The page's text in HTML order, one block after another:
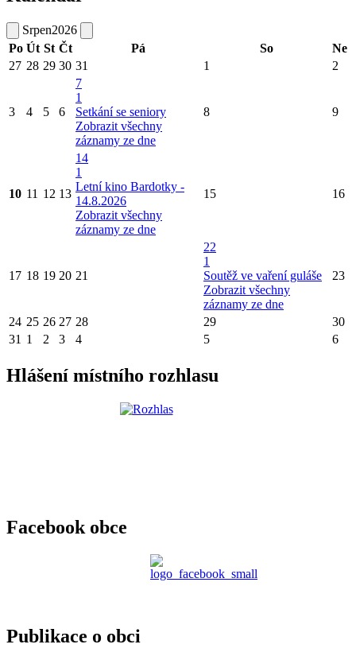
Srpen2026
Po Út St Čt Pá So
Ne
27 28 29 30 31 1 2
3 4 5 6
7
1
Setkání se seniory
Zobrazit všechny
záznamy ze dne
8 9
10 11 12 13
14
1
Letní kino Bardotky -
14.8.2026
Zobrazit všechny
záznamy ze dne
15 16
17 18 19 20 21
22
1
Soutěž ve vaření guláše
Zobrazit všechny
záznamy ze dne
23
24 25 26 27 28 29
30
31 1 2 3 4 5 6
Hlášení místního rozhlasu
Facebook obce
Publikace o obci